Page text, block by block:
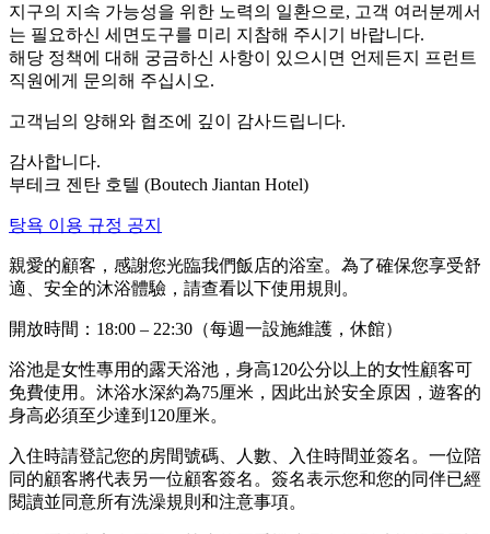
지구의 지속 가능성을 위한 노력의 일환으로, 고객 여러분께서
는 필요하신 세면도구를 미리 지참해 주시기 바랍니다.
해당 정책에 대해 궁금하신 사항이 있으시면 언제든지 프런트
직원에게 문의해 주십시오.
고객님의 양해와 협조에 깊이 감사드립니다.
감사합니다.
부테크 젠탄 호텔 (Boutech Jiantan Hotel)
탕욕 이용 규정 공지
親愛的顧客，感謝您光臨我們飯店的浴室。為了確保您享受舒
適、安全的沐浴體驗，請查看以下使用規則。
開放時間：18:00 – 22:30（每週一設施維護，休館）
浴池是女性專用的露天浴池，身高120公分以上的女性顧客可
免費使用。沐浴水深約為75厘米，因此出於安全原因，遊客的
身高必須至少達到120厘米。
入住時請登記您的房間號碼、人數、入住時間並簽名。一位陪
同的顧客將代表另一位顧客簽名。簽名表示您和您的同伴已經
閱讀並同意所有洗澡規則和注意事項。